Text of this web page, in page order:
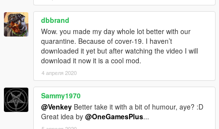
dbbrand
Wow. you made my day whole lot better with our
quarantine. Because of cover-19. I haven’t
downloaded it yet but after watching the video I will
download it now it is a cool mod.
4 апреля 2020
Sammy1970
@Venkey Better take it with a bit of humour, aye? :D
Great idea by @OneGamesPlus...